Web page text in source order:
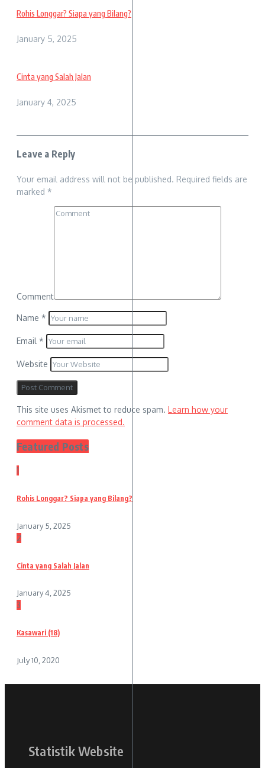
Rohis Longgar? Siapa yang Bilang?
January 5, 2025
Cinta yang Salah Jalan
January 4, 2025
Leave a Reply
Your email address will not be published. Required fields are
marked *
Comment
Name *
Email *
Website
This site uses Akismet to reduce spam. Learn how your
comment data is processed.
Featured Posts
1
Rohis Longgar? Siapa yang Bilang?
January 5, 2025
2
Cinta yang Salah Jalan
January 4, 2025
3
Kasawari (18)
July 10, 2020
Statistik Website